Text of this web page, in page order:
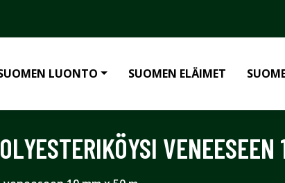
LUONTO SUOMEN ELÄIMET